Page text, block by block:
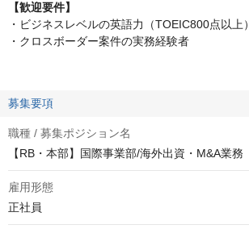
【歓迎要件】
・ビジネスレベルの英語力（TOEIC800点以上）
・クロスボーダー案件の実務経験者
募集要項
職種 / 募集ポジション名
【RB・本部】国際事業部/海外出資・M&A業務
雇用形態
正社員